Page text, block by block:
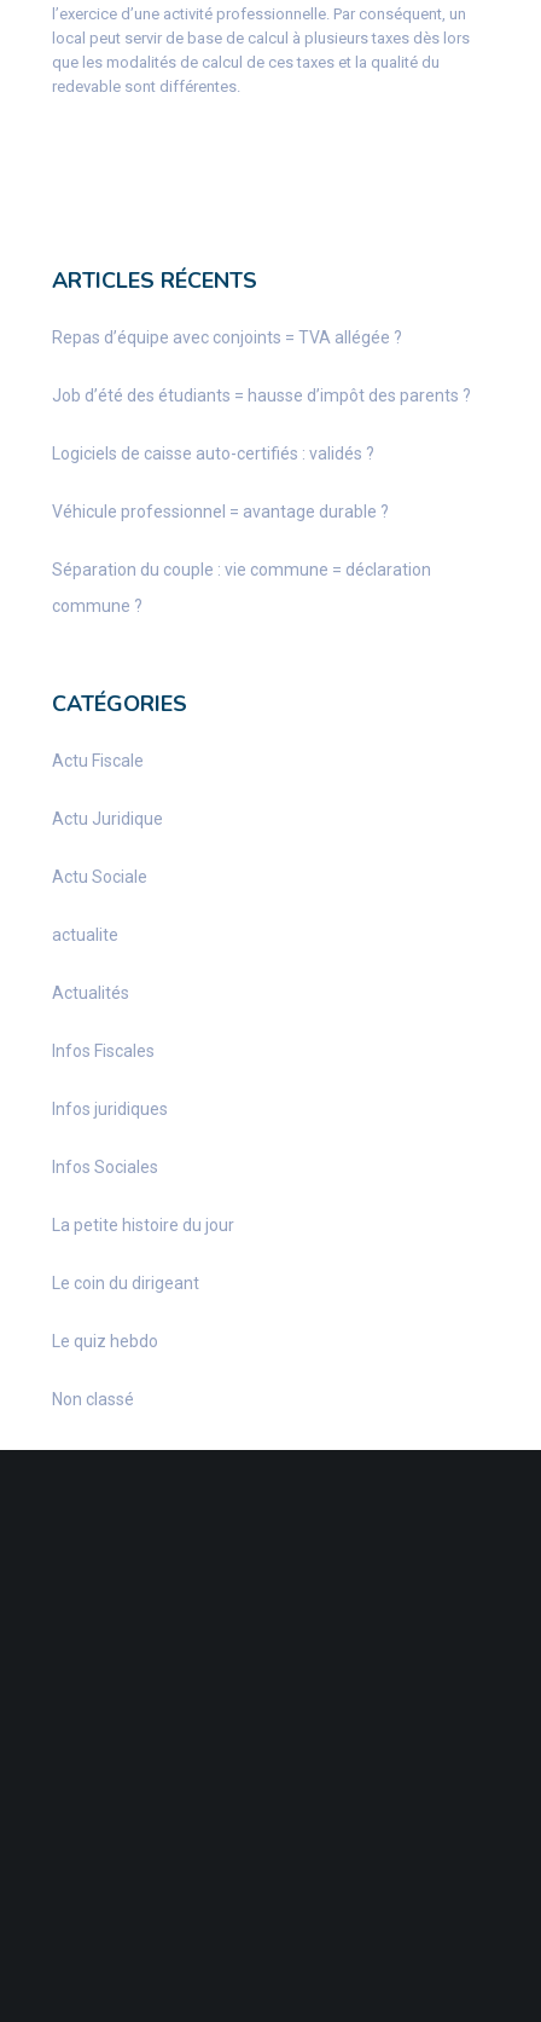
l’exercice d’une activité professionnelle. Par conséquent, un
local peut servir de base de calcul à plusieurs taxes dès lors
que les modalités de calcul de ces taxes et la qualité du
redevable sont différentes.
ARTICLES RÉCENTS
Repas d’équipe avec conjoints = TVA allégée ?
Job d’été des étudiants = hausse d’impôt des parents ?
Logiciels de caisse auto-certifiés : validés ?
Véhicule professionnel = avantage durable ?
Séparation du couple : vie commune = déclaration
commune ?
CATÉGORIES
Actu Fiscale
Actu Juridique
Actu Sociale
actualite
Actualités
Infos Fiscales
Infos juridiques
Infos Sociales
La petite histoire du jour
Le coin du dirigeant
Le quiz hebdo
Non classé